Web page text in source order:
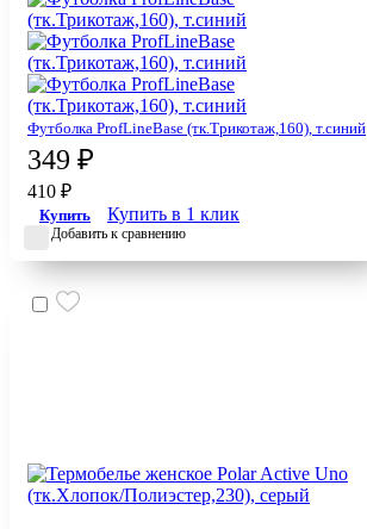
Футболка ProfLineBase (тк.Трикотаж,160), т.синий
349 ₽
410 ₽
Купить Купить в 1 клик
Добавить к сравнению